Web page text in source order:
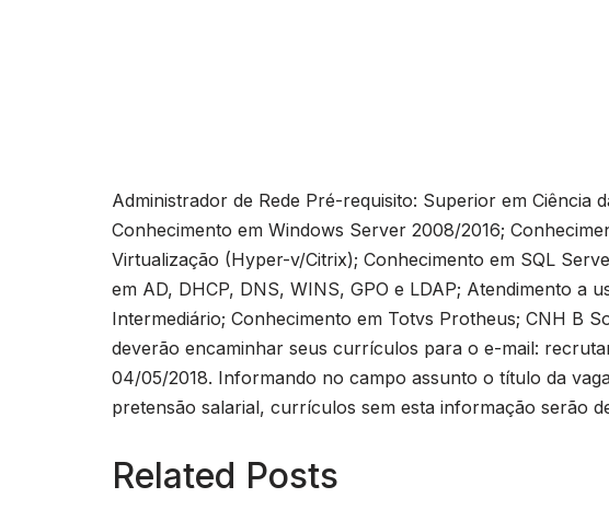
Administrador de Rede Pré-requisito: Superior em Ciência
Conhecimento em Windows Server 2008/2016;
Virtualização (Hyper-v/Citrix); Conhecimento em SQL
em AD, DHCP, DNS, WINS, GPO e LDAP; Atendimento a
Intermediário; Conhecimento em Totvs Protheus; CNH B
deverão encaminhar seus currículos para o e-mail:
04/05/2018. Informando no campo assunto o título da
pretensão salarial, currículos sem esta informação serão
Related Posts